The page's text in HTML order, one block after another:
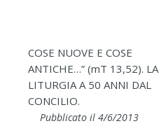
COSE NUOVE E COSE
ANTICHE…” (mT 13,52). LA
LITURGIA A 50 ANNI DAL
CONCILIO.
Pubblicato il 4/6/2013